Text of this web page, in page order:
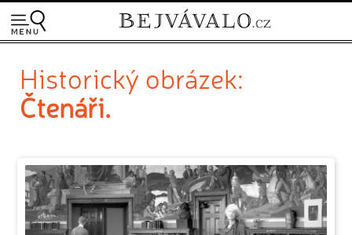
Historický obrázek:
Čtenáři.